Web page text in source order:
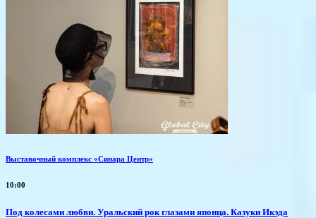
Выставочный комплекс «Синара Центр»
10:00
Под колесами любви. Уральский рок глазами японца. Казуки Икэда